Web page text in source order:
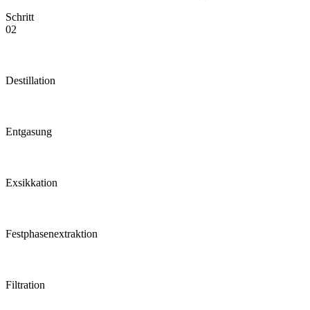
Schritt
02
Destillation
Entgasung
Exsikkation
Festphasen­extraktion
Filtration